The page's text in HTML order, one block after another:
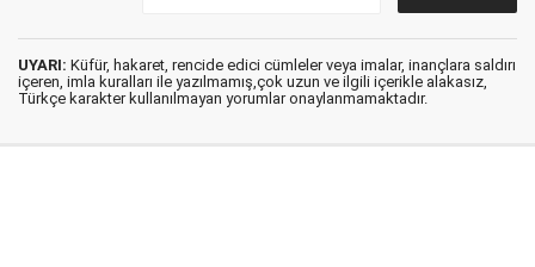
UYARI: Küfür, hakaret, rencide edici cümleler veya imalar, inançlara saldırı
içeren, imla kuralları ile yazılmamış,çok uzun ve ilgili içerikle alakasız,
Türkçe karakter kullanılmayan yorumlar onaylanmamaktadır.